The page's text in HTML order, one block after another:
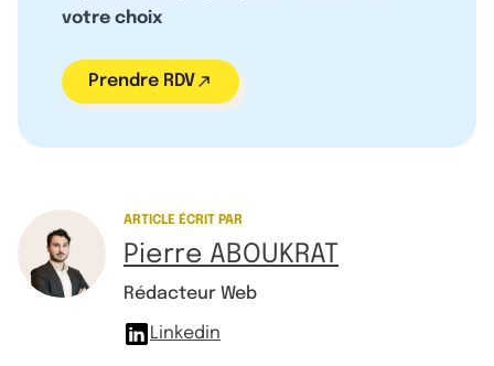
votre choix
Prendre RDV
ARTICLE ÉCRIT PAR
Pierre ABOUKRAT
Rédacteur Web
Linkedin